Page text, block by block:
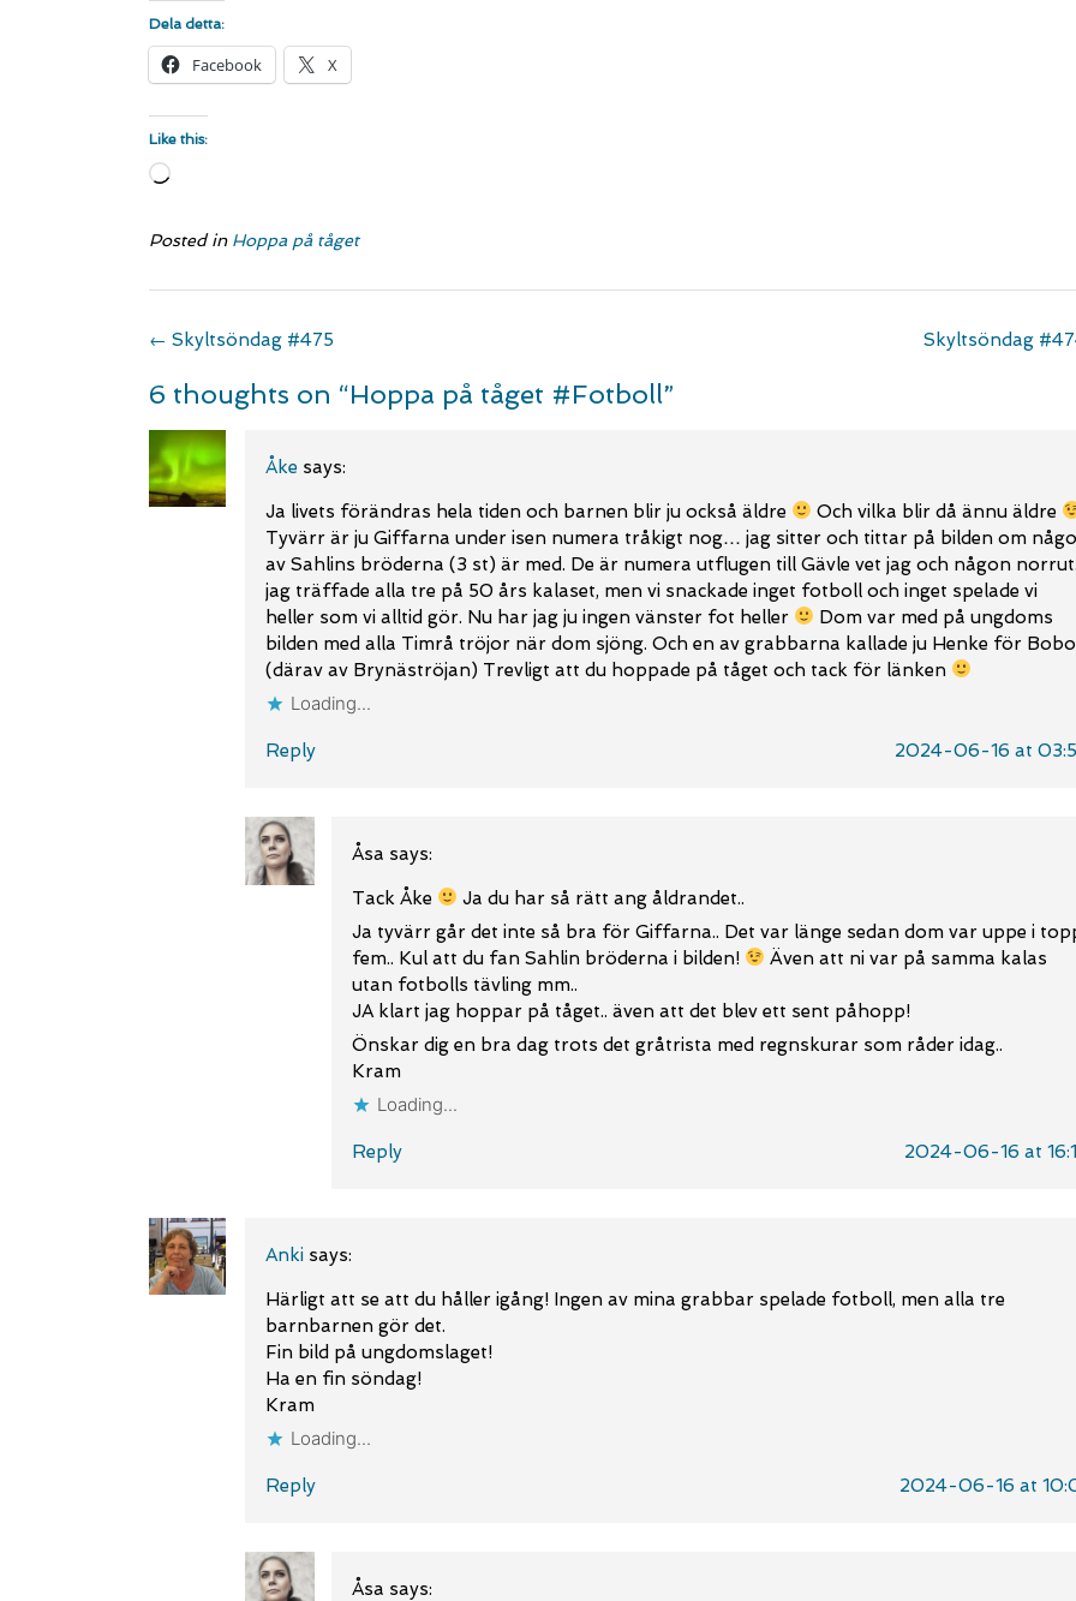
Dela detta:
Facebook X
Like this:
Loading…
Posted in Hoppa på tåget
Post
Skyltsöndag
← Skyltsöndag #475
6 thoughts on “Hoppa på tåget #Fotboll”
Åke says:
Ja livets förändras hela tiden och barnen blir ju också äldre
Och vilka blir då ännu äldre
Tyvärr är ju Giffarna under isen numera tråkigt nog… jag sitter och tittar på bilden om
av Sahlins bröderna (3 st) är med. De är numera utflugen till Gävle vet jag och någon
jag träffade alla tre på 50 års kalaset, men vi snackade inget fotboll och inget spelade vi
heller som vi alltid gör. Nu har jag ju ingen vänster fot heller
Dom var med på ungdoms
bilden med alla Timrå tröjor när dom sjöng. Och en av grabbarna kallade ju Henke för Bobo
(därav av Brynäströjan) Trevligt att du hoppade på tåget och tack för länken
Loading...
Reply 2024-06-16 at
Åsa says:
Tack Åke
Ja du har så rätt ang åldrandet..
Ja tyvärr går det inte så bra för Giffarna.. Det var länge sedan dom var uppe i
fem.. Kul att du fan Sahlin bröderna i bilden!
Även att ni var på samma kalas
utan fotbolls tävling mm..
JA klart jag hoppar på tåget.. även att det blev ett sent påhopp!
Önskar dig en bra dag trots det gråtrista med regnskurar som råder idag..
Kram
Loading...
Reply 2024-06-16 at
Anki says:
Härligt att se att du håller igång! Ingen av mina grabbar spelade fotboll, men alla tre
barnbarnen gör det.
Fin bild på ungdomslaget!
Ha en fin söndag!
Kram
Loading...
Reply 2024-06-16 at
Åsa says: